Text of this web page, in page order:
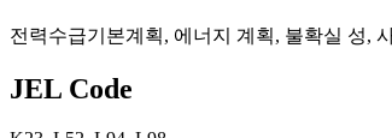
전력수급기본계획, 에너지 계획, 불확실 성,
JEL Code